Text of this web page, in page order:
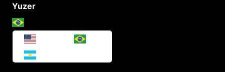
Yuzer